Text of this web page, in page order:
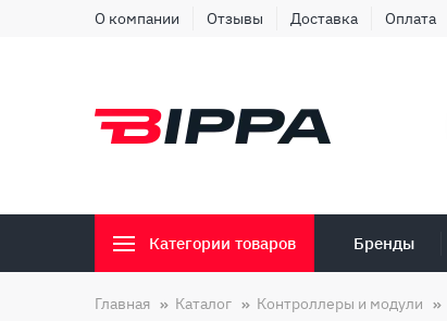
О компании Отзывы Доставка Оплата
Категории товаров Бренды
Главная Каталог Контроллеры и модули